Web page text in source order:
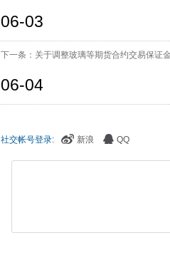
06-03
下一条：关于调整玻璃等期货合约交易保证
06-04
社交帐号登录: 新浪 QQ